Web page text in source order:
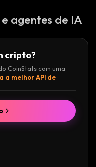
agentes de IA
cripto?
CoinStats com uma
a melhor API de